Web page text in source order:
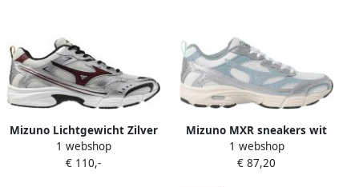
Mizuno Lichtgewicht Zilver
Synthetisch Leren Sneakers
1 webshop
€ 110,-
Mizuno MXR sneakers wit
lichtgrijs zilver
1 webshop
€ 87,20